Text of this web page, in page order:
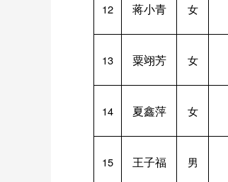
12 蒋小青 女
13 粟翊芳 女
14 夏鑫萍 女
15 王子福 男